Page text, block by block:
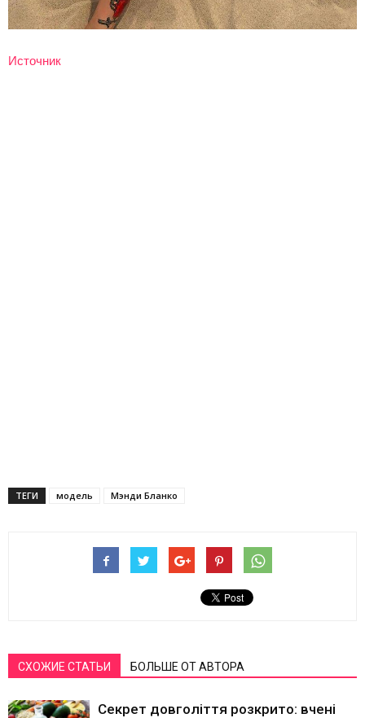
Источник
ТЕГИ модель Мэнди Бланко
СХОЖИЕ СТАТЬИ БОЛЬШЕ ОТ АВТОРА
Секрет довголіття розкрито: вчені